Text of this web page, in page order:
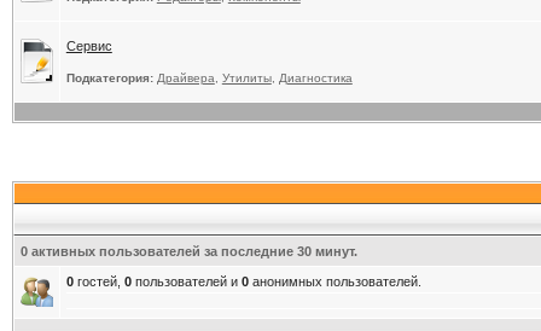
Сервис
Подкатегория: Драйвера Утилиты, Диагностика
0активных пользователей за последние 30 минут.
0гостей, 0пользователей и 0анонимных пользователей.